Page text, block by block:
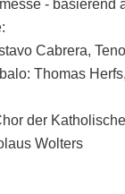
- basierend
Cabrera,
Thomas
der
Wolters